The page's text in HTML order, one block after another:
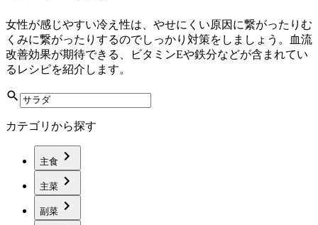
女性が感じやすい冷え性は、やせにくい原因に繋がったりむ
くみに繋がったりするのでしっかり対策をしましょう。血流
改善効果が期待できる、ビタミンEや鉄分などが含まれてい
るレシピを紹介します。
カテゴリから探す
主食
主菜
副菜